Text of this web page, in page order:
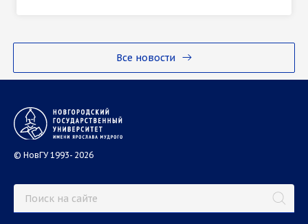
Все новости
© НовГУ 1993- 2026